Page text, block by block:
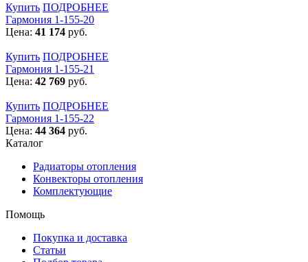
Купить ПОДРОБНЕЕ
Гармония 1-155-20
Цена: 41 174 руб.
Купить ПОДРОБНЕЕ
Гармония 1-155-21
Цена: 42 769 руб.
Купить ПОДРОБНЕЕ
Гармония 1-155-22
Цена: 44 364 руб.
Каталог
Радиаторы отопления
Конвекторы отопления
Комплектующие
Помощь
Покупка и доставка
Статьи